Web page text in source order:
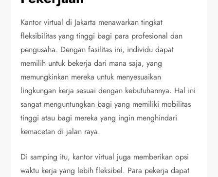
Kantor virtual di Jakarta menawarkan tingkat
fleksibilitas yang tinggi bagi para profesional dan
pengusaha. Dengan fasilitas ini, individu dapat
memilih untuk bekerja dari mana saja, yang
memungkinkan mereka untuk menyesuaikan
lingkungan kerja sesuai dengan kebutuhannya. Hal ini
sangat menguntungkan bagi yang memiliki mobilitas
tinggi atau bagi mereka yang ingin menghindari
kemacetan di jalan raya.
Di samping itu, kantor virtual juga memberikan opsi
waktu kerja yang lebih fleksibel. Para pekerja dapat